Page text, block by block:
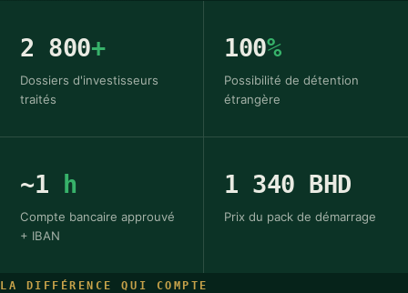
2 800+
Dossiers d'investisseurs
traités
100%
Possibilité de détention
étrangère
~1 h
Compte bancaire approuvé
+ IBAN
1 340 BHD
Prix du pack de démarrage
LA DIFFÉRENCE QUI COMPTE